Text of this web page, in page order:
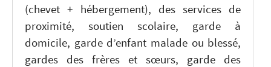
(chevet + hébergement), des services de
proximité, soutien scolaire, garde à
domicile, garde d’enfant malade ou blessé,
gardes des frères et sœurs, garde des